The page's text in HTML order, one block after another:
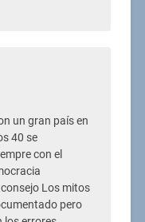
un gran país en
40 se
con el
Los mitos
pero